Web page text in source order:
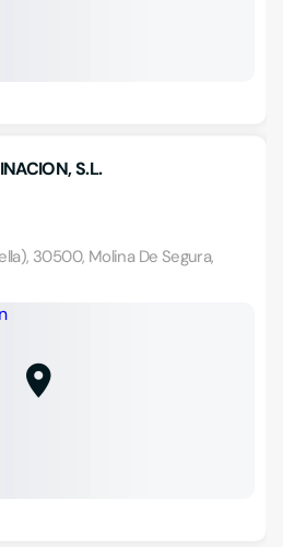
S.L.
30500, Molina De Segura,